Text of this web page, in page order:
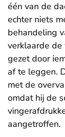
één van de
echter niets
behandeling
verklaarde
gezet door
af te leggen.
met de
omdat hij de
aangetroffen.